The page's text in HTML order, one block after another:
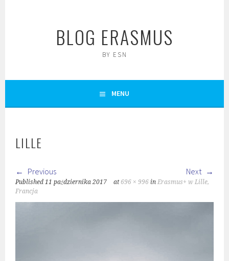
BLOG ERASMUS
BY ESN
MENU
LILLE
Previous Next
Published11 października 2017 at 696 × 996 inErasmus+ w Lille,
Francja